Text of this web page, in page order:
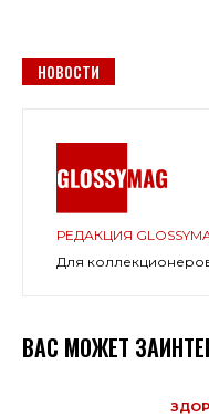
НОВОСТИ
РЕДАКЦИЯ
Для
ВАС МОЖЕТ